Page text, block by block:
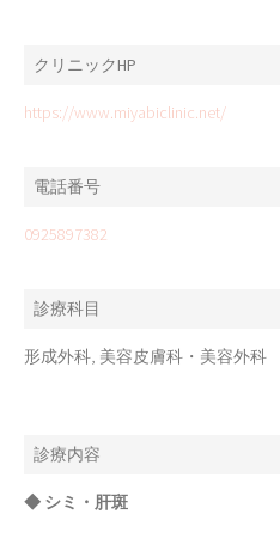
クリニックHP
https://www.miyabiclinic.net/
電話番号
0925897382
診療科目
形成外科, 美容皮膚科・美容外科
診療内容
◆ シミ・肝斑